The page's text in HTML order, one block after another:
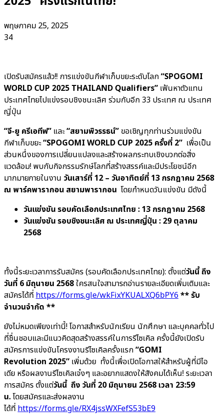
พฤษภาคม 25, 2025
34
เปิดรับสมัครแล้ว!! การแข่งขันกีฬาเก็บขยะระดับโลก“SPOGOMI
WORLD CUP 2025 THAILAND Qualifiers” เฟ้นหาตัวแทน
ประเทศไทยไปแข่งรอบชิงชนะเลิศ ร่วมกับอีก 33 ประเทศ ณ ประเทศ
ญี่ปุ่น
“จี-ยู ครีเอทีฟ” และ“สยามพิวรรธน์” ขอเชิญทุกท่านร่วมแข่งขัน
กีฬาเก็บขยะ“SPOGOMI WORLD CUP 2025 ครั้งที่ 2” เพื่อเป็น
ส่วนหนึ่งของการเปลี่ยนแปลงและสร้างผลกระทบเชิงบวกต่อสิ่ง
แวดล้อม! พบกับกิจกรรมรักษ์โลกที่สร้างสรรค์และมีประโยชน์อีก
มากมายภายในงาน วันเสาร์ที่ 12 – วันอาทิตย์ที่ 13 กรกฎาคม 2568
ณ พาร์คพารากอน สยามพารากอน โดยกำหนดวันแข่งขัน มีดังนี้
วันแข่งขัน รอบคัดเลือกประเทศไทย : 13 กรกฎาคม 2568
วันแข่งขัน รอบชิงชนะเลิศ ณ ประเทศญี่ปุ่น : 29 ตุลาคม
2568
ทั้งนี้ระยะเวลาการรับสมัคร (รอบคัดเลือกประเทศไทย): ตั้งแต่วันนี้ ถึง
วันที่ 6 มิถุนายน 2568ใครสนใจสามารถอ่านรายละเอียดเพิ่มเติมและ
สมัครได้ที่https://forms.gle/wkFixYKUALXQ6bPY6** รับ
จำนวนจำกัด **
ยังไม่หมดเพียงเท่านี้! โอกาสสำหรับนักเรียน นักศึกษา และบุคคลทั่วไป
ที่ชื่นชอบและมีแนวคิดสุดสร้างสรรค์ในการรีไซเคิล ครั้งนี้ยังเปิดรับ
สมัครการแข่งขันโครงงานรีไซเคิลครั้งแรก“GOMI
Revolution 2025” เพิ่มด้วย ทั้งนี้เพื่อเปิดโอกาสให้สำหรับผู้ที่มีไอ
เดีย หรือผลงานรีไซเคิลเจ๋งๆ และอยากแสดงให้สังคมได้เห็น! ระยะเวลา
การสมัคร ตั้งแต่วันนี้ ถึง วันที่ 20 มิถุนายน 2568 เวลา 23:59
น.โดยสมัครและส่งผลงาน
ได้ที่https://forms.gle/RX4jssWXFefS53bE9